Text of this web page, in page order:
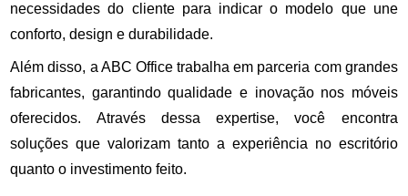
necessidades do cliente para indicar o modelo que une
conforto, design e durabilidade.
Além disso, a ABC Office trabalha em parceria com grandes
fabricantes, garantindo qualidade e inovação nos móveis
oferecidos. Através dessa expertise, você encontra
soluções que valorizam tanto a experiência no escritório
quanto o investimento feito.